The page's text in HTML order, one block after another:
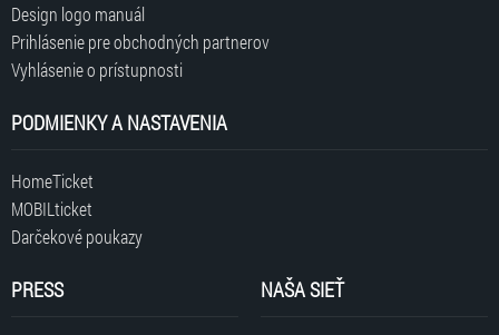
Design logo manuál
Prihlásenie pre obchodných partnerov
Vyhlásenie o prístupnosti
PODMIENKY A NASTAVENIA
HomeTicket
MOBILticket
Darčekové poukazy
PRESS NAŠA SIEŤ